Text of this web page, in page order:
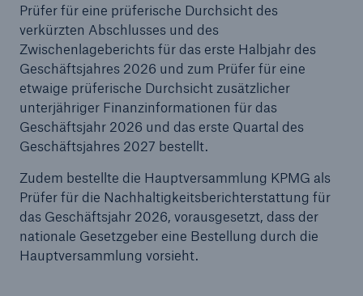
Prüfer für eine prüferische Durchsicht des
verkürzten Abschlusses und des
Zwischenlageberichts für das erste Halbjahr des
Geschäftsjahres 2026 und zum Prüfer für eine
etwaige prüferische Durchsicht zusätzlicher
unterjähriger Finanzinformationen für das
Geschäftsjahr 2026 und das erste Quartal des
Geschäftsjahres 2027 bestellt.
Zudem bestellte die Hauptversammlung KPMG als
Prüfer für die Nachhaltigkeitsberichterstattung für
das Geschäftsjahr 2026, vorausgesetzt, dass der
nationale Gesetzgeber eine Bestellung durch die
Hauptversammlung vorsieht.
Naturkatastrophen
Versicherungslücke: der Anteil der nicht
versicherten Schäden aus Naturkatastrophen
seit 1980 beträgt
71.8%